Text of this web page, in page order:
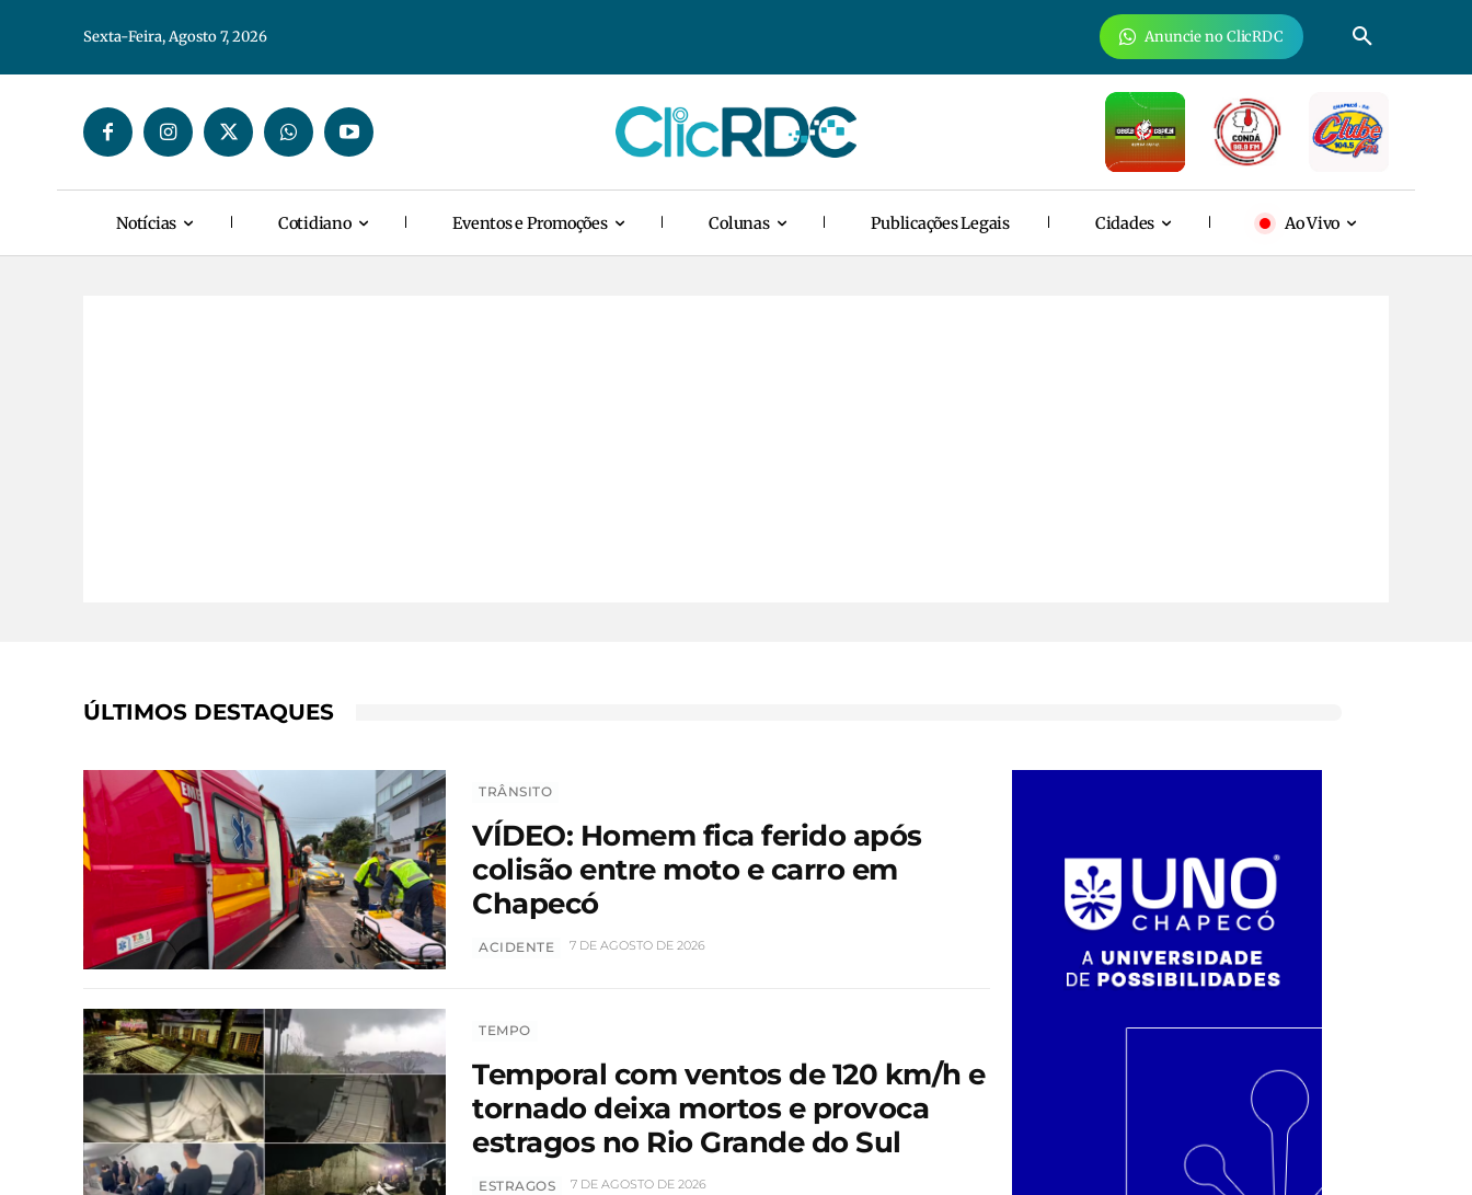
Sexta-Feira, Agosto 7, 2026 Anuncie no ClicRDC
Notícias Cotidiano Eventos e Promoções Colunas Publicações Legais Cidades Ao Vivo
ÚLTIMOS DESTAQUES
TRÂNSITO
VÍDEO: Homem fica ferido após
colisão entre moto e carro em
Chapecó
ACIDENTE 7 DE AGOSTO DE 2026
TEMPO
Temporal com ventos de 120 km/h e
tornado deixa mortos e provoca
estragos no Rio Grande do Sul
ESTRAGOS 7 DE AGOSTO DE 2026